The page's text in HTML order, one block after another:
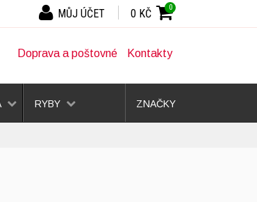
Doprava a poštovné Kontakty
RYBY ZNAČKY
0 KČ 0
MŮJ ÚČET